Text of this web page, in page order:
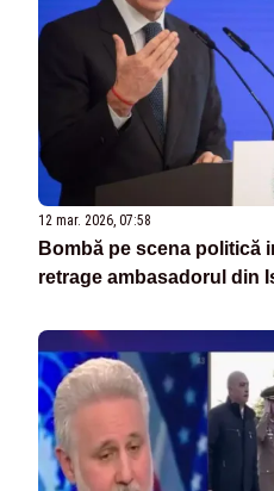
12 mar. 2026, 07:58
Bombă pe scena politică
retrage ambasadorul din